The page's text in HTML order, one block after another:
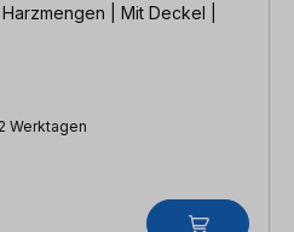
| Mit Deckel |
Werktagen